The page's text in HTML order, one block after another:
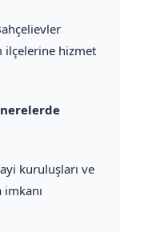
ilçelerine hizmet
nerelerde
kuruluşları ve